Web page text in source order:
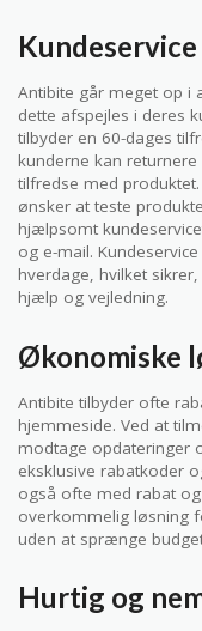
Antibite går meget op i
dette afspejles i deres
tilbyder en 60-dages
kunderne kan
tilfredse med
ønsker at teste
hjælpsomt
og e-mail.
hverdage, hvilket
hjælp og vejledning.
Økonomiske
Antibite tilbyder ofte
hjemmeside. Ved at
modtage opdateringer
eksklusive rabatkoder
også ofte med rabat
overkommelig løsning
uden at sprænge
Hurtig og